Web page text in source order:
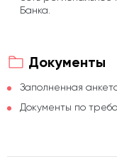
Банка.
Документы
Заполненная
Документы по